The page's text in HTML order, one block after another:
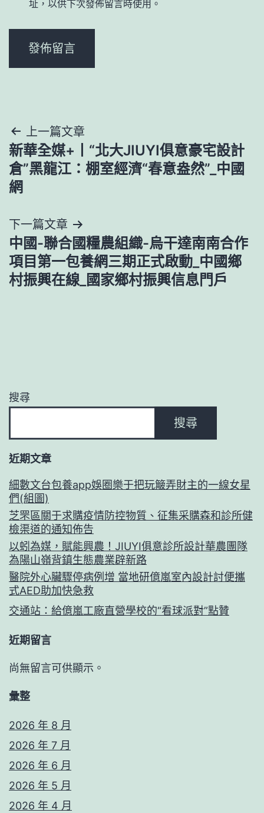
址，以供下次發佈留言時使用。
文
章
導
覽
上一篇文章
新華全媒+丨“北大JIUYI俱意豪宅設計
倉”黑龍江：棚室經濟“春意盎然”_中國
網
下一篇文章
中國-聯合國糧農組織-烏干達南南合作
項目第一包養網三期正式啟動_中國鄉
村振興在線_國家鄉村振興信息門戶
搜尋
搜尋
近期文章
細數文台包養app娛圈樂于把玩簸弄財主的一線女星
們(組圖)
芝罘區關于求購疫情防控物質、征集采購森和診所健
檢渠道的通知佈告
以蚓為媒，賦能興農！JIUYI俱意診所設計華農團隊
為陽山嶺背鎮生態農業辟新路
醫院外心臟驟停病例增 當地研億嵐室內設計討便攜
式AED助加快急救
交通站：給億嵐工廠直營學校的“看球派對”點贊
近期留言
尚無留言可供顯示。
彙整
2026 年 8 月
2026 年 7 月
2026 年 6 月
2026 年 5 月
2026 年 4 月